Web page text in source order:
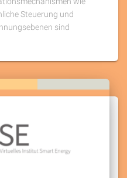
Steuerung und
sind